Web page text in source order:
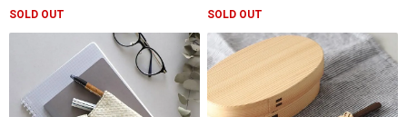
SOLD OUT
SOLD OUT